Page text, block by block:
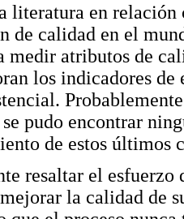
literatura en relación
de calidad en el
medir atributos de
los indicadores
pudo encontrar
de estos últimos
resaltar el esfuerzo
la calidad de